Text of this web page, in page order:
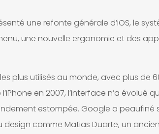
une refonte générale d’iOS, le
une nouvelle ergonomie et des
plus utilisés au monde, avec plus de
en 2007, l’interface n’a évolué
estompée. Google a peaufiné
comme Matias Duarte, un